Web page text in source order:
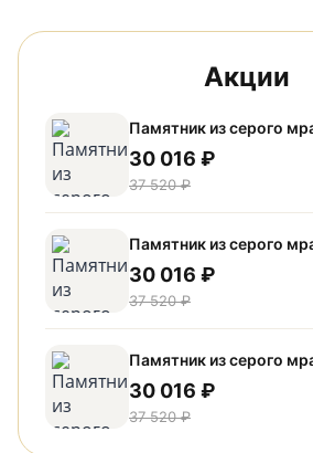
Акции
30 016 ₽
37 520 ₽
30 016 ₽
37 520 ₽
30 016 ₽
37 520 ₽